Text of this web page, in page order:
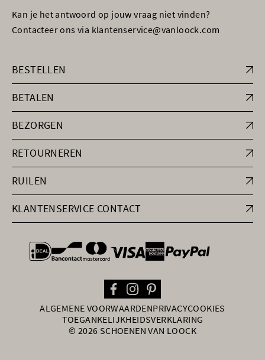
Kan je het antwoord op jouw vraag niet vinden?
Contacteer ons via klantenservice@vanloock.com
BESTELLEN
BETALEN
BEZORGEN
RETOURNEREN
RUILEN
KLANTENSERVICE CONTACT
general.paymentOptions
ALGEMENE VOORWAARDENPRIVACYCOOKIES
TOEGANKELIJKHEIDSVERKLARING
© 2026 SCHOENEN VAN LOOCK